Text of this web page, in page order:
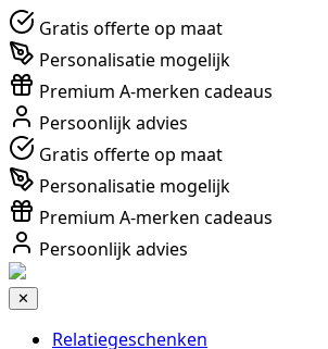
Gratis offerte op maat
Personalisatie mogelijk
Premium A-merken cadeaus
Persoonlijk advies
Gratis offerte op maat
Personalisatie mogelijk
Premium A-merken cadeaus
Persoonlijk advies
✕
Relatiegeschenken